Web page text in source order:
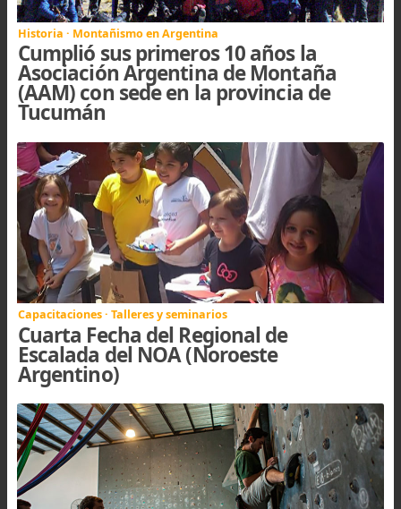
tierra y la proyectó hacia toda la
andinista de Argentina y del mundo,
con gran profesionalismo y orgullo lo que
ser un verdadero amante de la montaña.
Hoy su legado sigue vivo en cada ascensión,
encuentra en su historia una fuente inagotable
motivación para seguir soñando y escalando.
Subir
| COMENTARIOS(1)
07/11/25 01:05
Glauco:
Muchas gracias por esta nota. Recuerdo al Chilo Grau del curso
hielo del CABA de comienzos de los ochenta
Comentar